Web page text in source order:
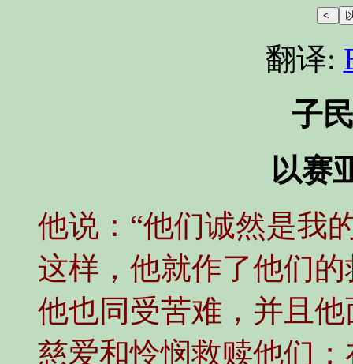
翻译:
子
以赛
他说：“他们诚然是我
这样，他就作了他们
他也同受苦难，并且
慈爱和怜悯救赎他们